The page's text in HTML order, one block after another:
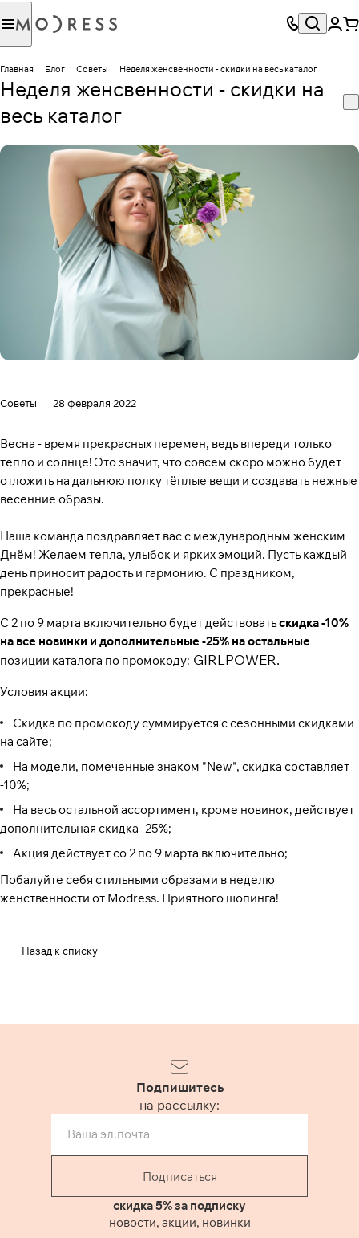
Главная Блог Советы Неделя женсвенности - скидки на весь каталог
Неделя женсвенности - скидки на
весь каталог
Советы 28 февраля 2022
Весна - время прекрасных перемен, ведь впереди только
тепло и солнце! Это значит, что совсем скоро можно будет
отложить на дальнюю полку тёплые вещи и создавать нежные
весенние образы.
Наша команда поздравляет вас с международным женским
Днём! Желаем тепла, улыбок и ярких эмоций. Пусть каждый
день приносит радость и гармонию. С праздником,
прекрасные!
С 2 по 9 марта включительно будет действоватьскидка -10%
на все новинки и дополнительные -25% на остальные
позиции каталога по промокоду: GIRLPOWER.
Условия акции:
Скидка по промокоду суммируется с сезонными скидками
на сайте;
На модели, помеченные знаком "New", скидка составляет
-10%;
На весь остальной ассортимент, кроме новинок, действует
дополнительная скидка -25%;
Акция действует сo 2 по 9 марта включительно;
Побалуйте себя стильными образами в неделю
женственности от Modress. Приятного шопинга!
Назад к списку
Подпишитесь
на рассылку:
Подписаться
скидка 5% за подписку
новости, акции, новинки